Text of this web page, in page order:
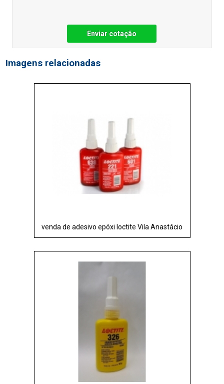
Enviar cotação
Imagens relacionadas
venda de adesivo epóxi loctite Vila Anastácio